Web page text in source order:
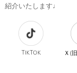
紹介いたします♩
TikTok Ｘ(旧